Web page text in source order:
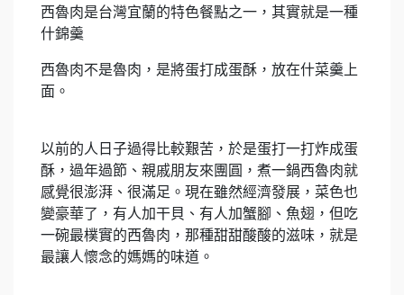
西魯肉是台灣宜蘭的特色餐點之一，其實就是一種
什錦羹
西魯肉不是魯肉，是將蛋打成蛋酥，放在什菜羹上
面。
以前的人日子過得比較艱苦，於是蛋打一打炸成蛋
酥，過年過節、親戚朋友來團圓，煮一鍋西魯肉就
感覺很澎湃、很滿足。現在雖然經濟發展，菜色也
變豪華了，有人加干貝、有人加蟹腳、魚翅，但吃
一碗最樸實的西魯肉，那種甜甜酸酸的滋味，就是
最讓人懷念的媽媽的味道。